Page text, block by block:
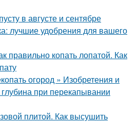
в августе и сентябре
лучшие удобрения для вашего
правильно копать лопатой. Как
огород » Изобретения и
при перекапывании
плитой. Как высушить